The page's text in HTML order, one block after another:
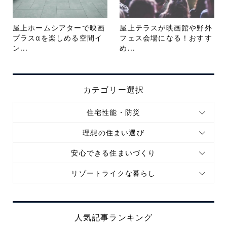
屋上ホームシアターで映画
プラスαを楽しめる空間イ
ン...
屋上テラスが映画館や野外
フェス会場になる！おすす
め...
カテゴリー選択
住宅性能・防災
理想の住まい選び
安心できる住まいづくり
リゾートライクな暮らし
人気記事ランキング